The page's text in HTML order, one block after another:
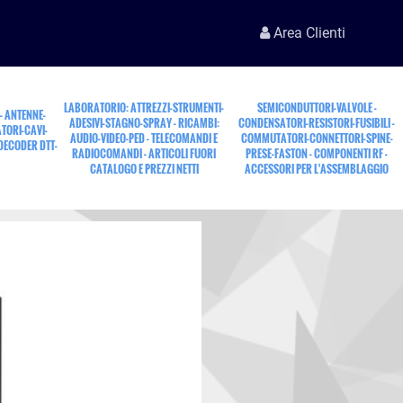
Area Clienti
ANTENNE-
CAVI-
DTT-
LABORATORIO: ATTREZZI-STRUMENTI-
ADESIVI-STAGNO-SPRAY - RICAMBI:
AUDIO-VIDEO-PED - TELECOMANDI E
RADIOCOMANDI - ARTICOLI FUORI
CATALOGO E PREZZI NETTI
SEMICONDUTTORI-VALVOLE -
CONDENSATORI-RESISTORI-FUSIBILI -
COMMUTATORI-CONNETTORI-SPINE-
PRESE-FASTON - COMPONENTI RF -
ACCESSORI PER L'ASSEMBLAGGIO